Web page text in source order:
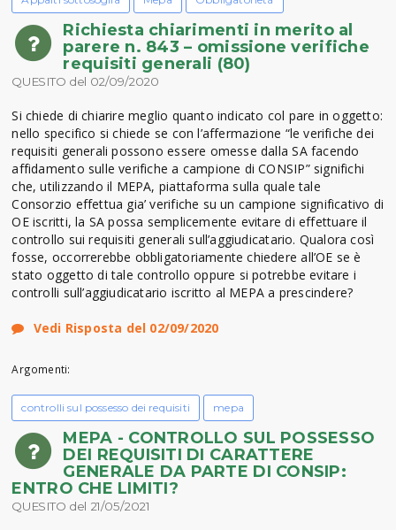
Richiesta chiarimenti in merito al
parere n. 843 – omissione verifiche
requisiti generali (80)
QUESITO del 02/09/2020
Si chiede di chiarire meglio quanto indicato col pare in oggetto:
nello specifico si chiede se con l’affermazione “le verifiche dei
requisiti generali possono essere omesse dalla SA facendo
affidamento sulle verifiche a campione di CONSIP” significhi
che, utilizzando il MEPA, piattaforma sulla quale tale
Consorzio effettua gia’ verifiche su un campione significativo di
OE iscritti, la SA possa semplicemente evitare di effettuare il
controllo sui requisiti generali sull’aggiudicatario. Qualora così
fosse, occorrerebbe obbligatoriamente chiedere all’OE se è
stato oggetto di tale controllo oppure si potrebbe evitare i
controlli sull’aggiudicatario iscritto al MEPA a prescindere?
Vedi Risposta del 02/09/2020
Argomenti:
controlli sul possesso dei requisiti mepa
MEPA - CONTROLLO SUL POSSESSO
DEI REQUISITI DI CARATTERE
GENERALE DA PARTE DI CONSIP:
ENTRO CHE LIMITI?
QUESITO del 21/05/2021